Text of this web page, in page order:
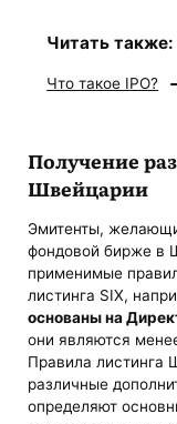
Читать также:
Что такое IPO?
Получение
Швейцарии
Эмитенты,
фондовой бирже в
применимые
листинга SIX,
основаны на
они являются
Правила листинга
различные
определяют